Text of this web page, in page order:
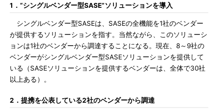
1．“シングルベンダー型SASE”ソリューションを導入
シングルベンダー型SASEは、SASEの全機能を1社のベンダー
が提供するソリューションを指す。当然ながら、このソリューシ
ョンは1社のベンダーから調達することになる。現在、8～9社の
ベンダーがシングルベンダー型SASEソリューションを提供して
いる（SASEソリューションを提供するベンダーは、全体で30社
以上ある）。
2．提携を公表している2社のベンダーから調達